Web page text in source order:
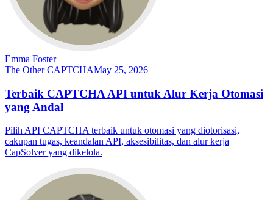
Emma Foster
The Other CAPTCHAMay 25, 2026
Terbaik CAPTCHA API untuk Alur Kerja Otomasi
yang Andal
Pilih API CAPTCHA terbaik untuk otomasi yang diotorisasi,
cakupan tugas, keandalan API, aksesibilitas, dan alur kerja
CapSolver yang dikelola.